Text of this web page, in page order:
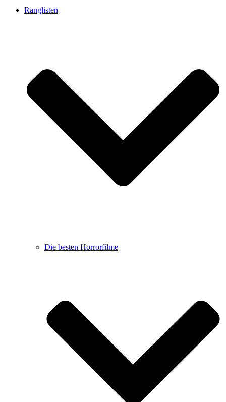
Ranglisten
Die besten Horrorfilme